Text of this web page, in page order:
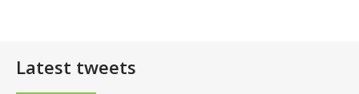
Latest tweets